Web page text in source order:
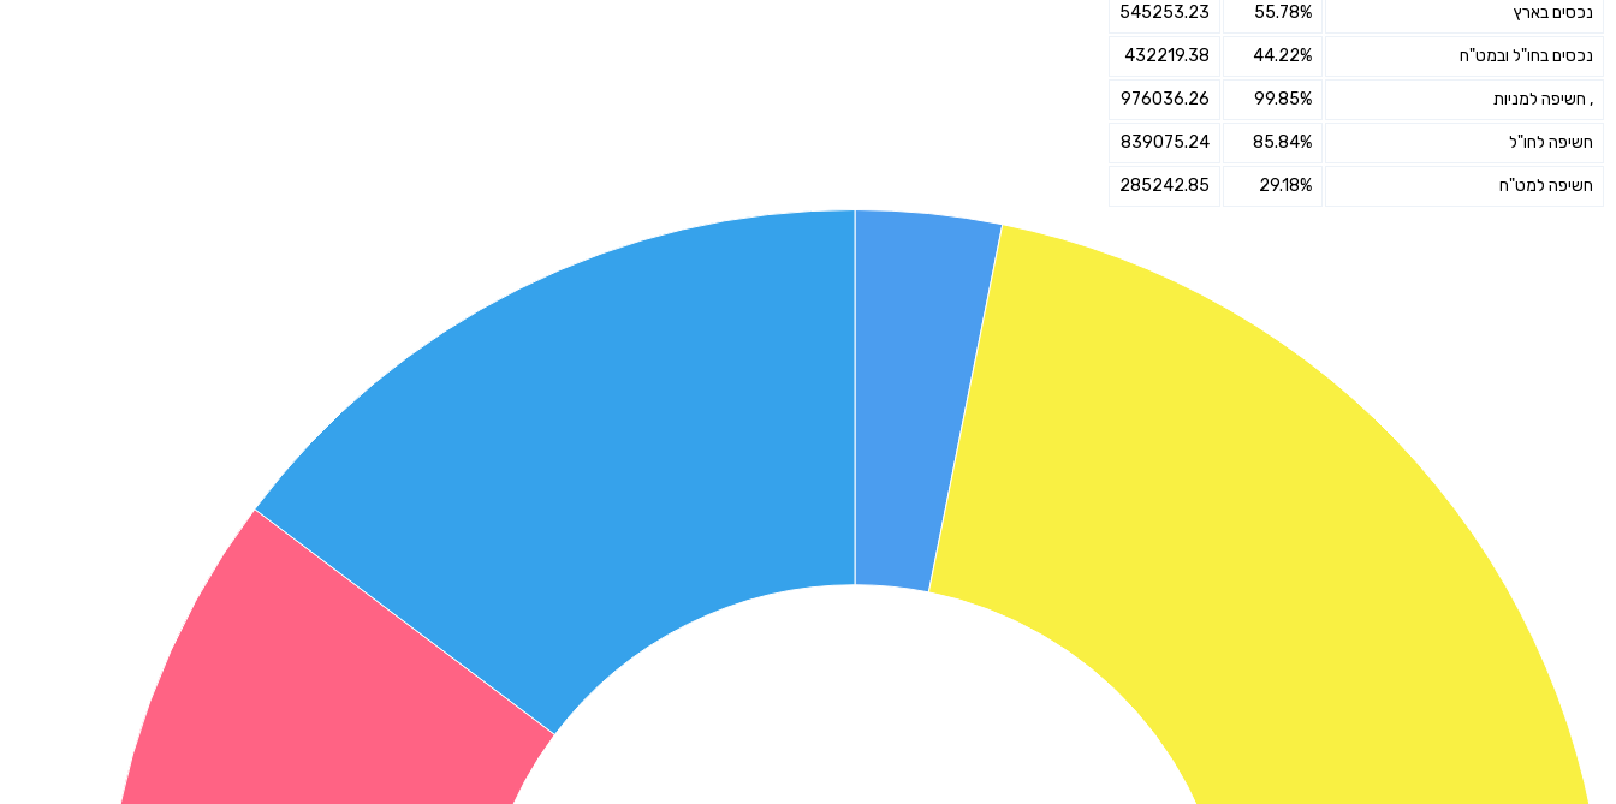
נכסים בארץ 55.78%
545253.23
נכסים בחו"ל ובמט"ח 44.22%
432219.38
, חשיפה למניות 99.85%
976036.26
חשיפה לחו"ל 85.84%
839075.24
חשיפה למט"ח 29.18%
285242.85